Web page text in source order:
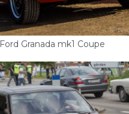
Ford Granada mk1 Coupe